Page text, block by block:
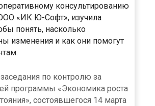
консультированию
«ИК Ю-Софт», изучила
понять, насколько
изменения и как они помогут
по контролю за
программы «Экономика роста
состоявшегося 14 марта